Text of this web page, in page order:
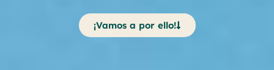
¡Vamos a por ello!